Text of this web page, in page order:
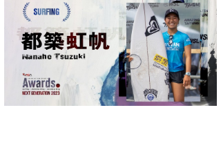
waka☆=
YUKI☆
ハンマー